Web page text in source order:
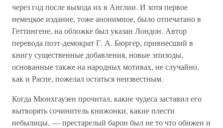
через год после выхода их в Англии. И хотя первое
немецкое издание, тоже анонимное, было отпечатано в
Геттингене, на обложке был указан Лондон. Автор
перевода поэт-демократ Г. А. Бюргер, привнесший в
книгу существенные добавления, новые эпизоды,
основанные также на народных мотивах, не случайно,
как и Распе, пожелал остаться неизвестным.
Когда Мюнхгаузен прочитал, какие чудеса заставил его
вытворять сочинитель книжонки, какие плести
небылицы, — престарелый барон был не то что обижен и